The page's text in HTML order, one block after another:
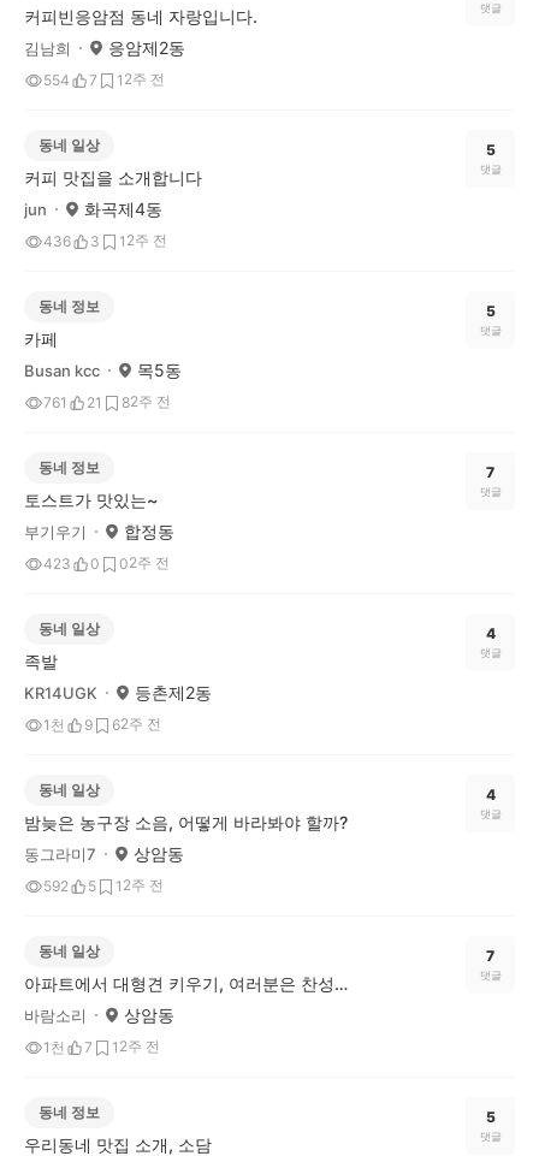
커피빈응암점 동네 자랑입니다.
김남희 응암제2동
554 7 1 2주 전
댓글
동네 일상
커피 맛집을 소개합니다
jun 화곡제4동
436 3 1 2주 전
5
댓글
동네 정보
카페
Busan kcc 목5동
761 21 82주 전
5
댓글
동네 정보
토스트가 맛있는~
부기우기 합정동
423 0 02주 전
7
댓글
동네 일상
족발
KR14UGK 등촌제2동
1천 9 62주 전
4
댓글
동네 일상
밤늦은 농구장 소음, 어떻게 바라봐야 할까?
동그라미7 상암동
592 5 1 2주 전
4
댓글
동네 일상
아파트에서 대형견 키우기, 여러분은 찬성하시나요?
바람소리 상암동
1천 7 1 2주 전
7
댓글
동네 정보
우리동네 맛집 소개, 소담
5
댓글